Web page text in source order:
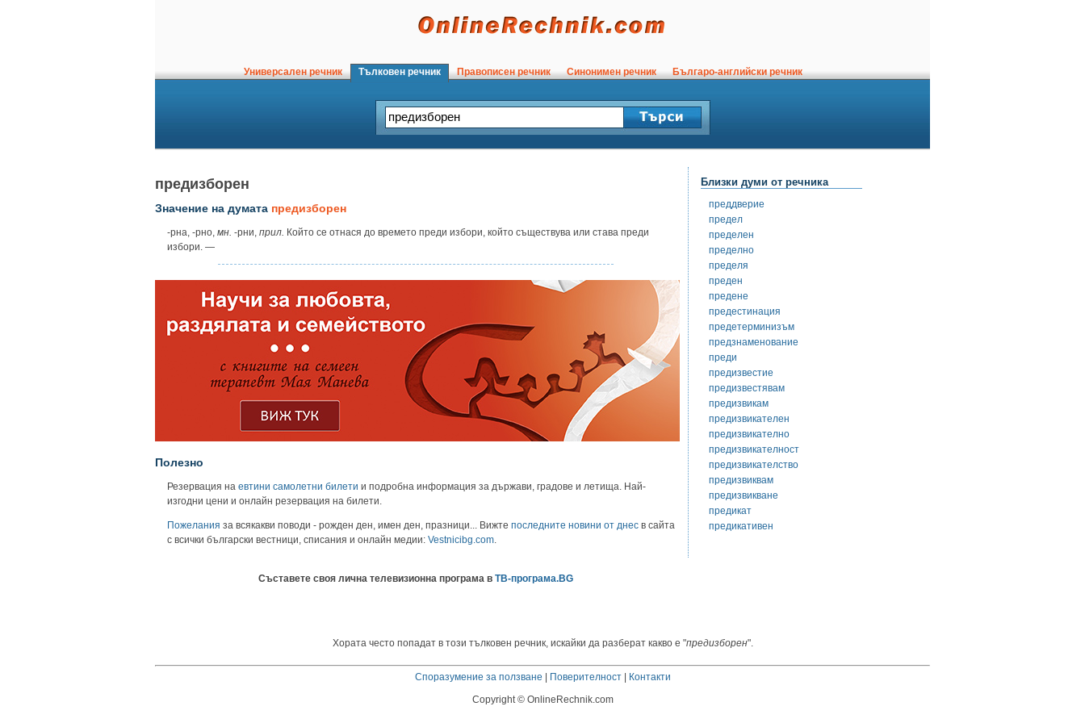
Универсален речник Тълковен речник Правописен речник Синонимен речник Българо-английски речник
предизборен
Значение на думата предизборен
‑рна, ‑рно, мн. ‑рни, прил. Който се отнася до времето преди избори, който съществува или става преди
избори. —
Полезно
Резервация на евтини самолетни билети и подробна информация за държави, градове и летища. Най-
изгодни цени и онлайн резервация на билети.
Пожелания за всякакви поводи - рожден ден, имен ден, празници... Вижте последните новини от днес в сайта
с всички български вестници, списания и онлайн медии: Vestnicibg.com
Съставете своя лична телевизионна програма в ТВ-програма.BG
Близки думи от речника
преддверие
предел
пределен
пределно
пределя
преден
предене
предестинация
предетерминизъм
предзнаменование
преди
предизвестие
предизвестявам
предизвикам
предизвикателен
предизвикателно
предизвикателност
предизвикателство
предизвиквам
предизвикване
предикат
предикативен
Хората често попадат в този тълковен речник, искайки да разберат какво е "предизборен".
Споразумение за ползване | Поверителност| Контакти
Copyright © OnlineRechnik.com